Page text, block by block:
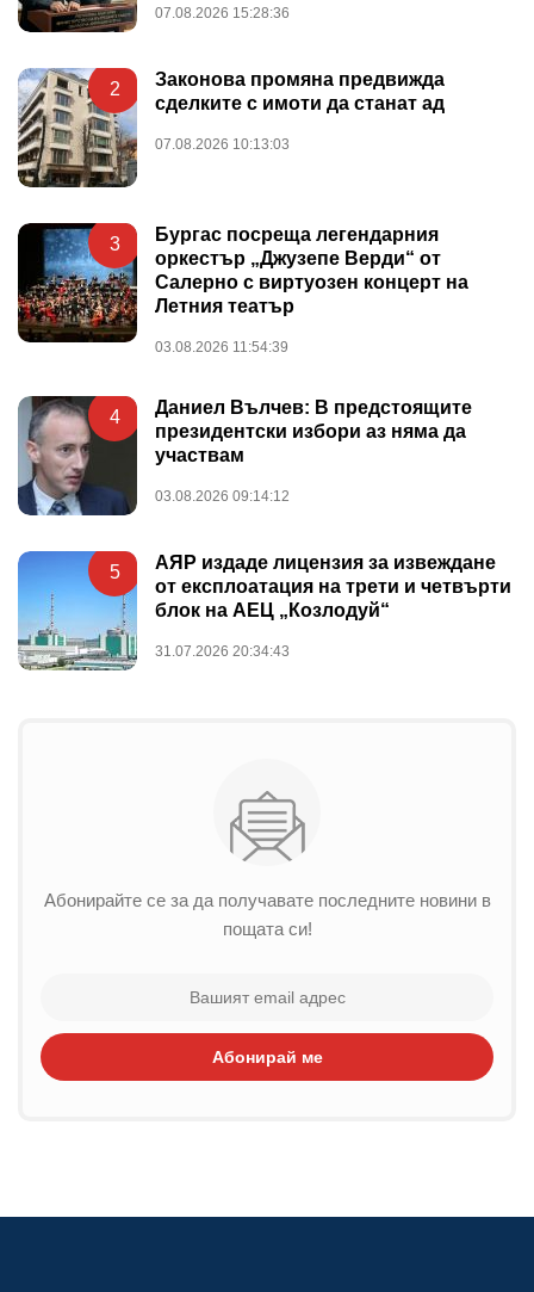
07.08.2026 15:28:36
2
Законова промяна предвижда
сделките с имоти да станат ад
07.08.2026 10:13:03
3
Бургас посреща легендарния
оркестър „Джузепе Верди“ от
Салерно с виртуозен концерт на
Летния театър
03.08.2026 11:54:39
4
Даниел Вълчев: В предстоящите
президентски избори аз няма да
участвам
03.08.2026 09:14:12
5
АЯР издаде лицензия за извеждане
от експлоатация на трети и четвърти
блок на АЕЦ „Козлодуй“
31.07.2026 20:34:43
Абонирайте се за да получавате последните новини в
пощата си!
Абонирай ме